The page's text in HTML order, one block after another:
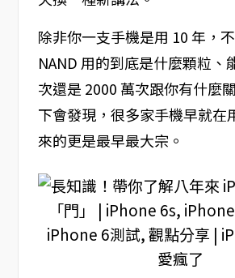
除非你一支手機是用 10 年，
NAND 用的到底是什麼顆粒、
次還是 2000 萬次跟你有什麼
下會發現，很多家手機早就在
來的更是最早最大宗。